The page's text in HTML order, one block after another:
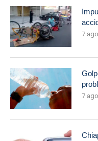
7
7